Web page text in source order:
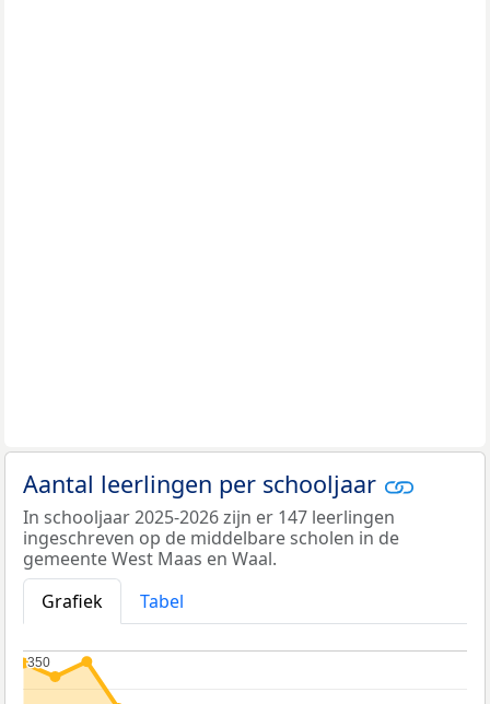
Aantal leerlingen per schooljaar
In schooljaar 2025-2026 zijn er 147 leerlingen
ingeschreven op de middelbare scholen in de
gemeente West Maas en Waal.
Grafiek
Tabel
350
350